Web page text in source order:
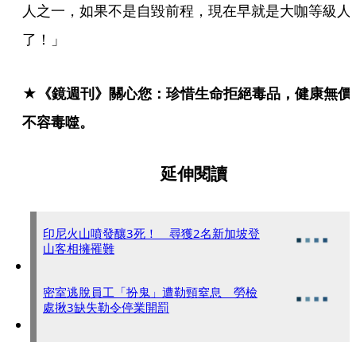
人之一，如果不是自毀前程，現在早就是大咖等級人
了！」
★《鏡週刊》關心您：珍惜生命拒絕毒品，健康無價
不容毒噬。
延伸閱讀
印尼火山噴發釀3死！ 尋獲2名新加坡登
山客相擁罹難
密室逃脫員工「扮鬼」遭勒頸窒息 勞檢
處揪3缺失勒令停業開罰